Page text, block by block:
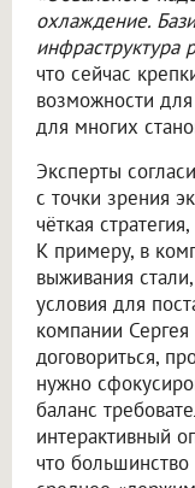
охлаждение.
инфраструктура
что сейчас
возможности
для многих
Эксперты
с точки зрения
чёткая
К примеру, в
выживания
условия для
компании
договориться,
нужно
баланс
интерактивный
что